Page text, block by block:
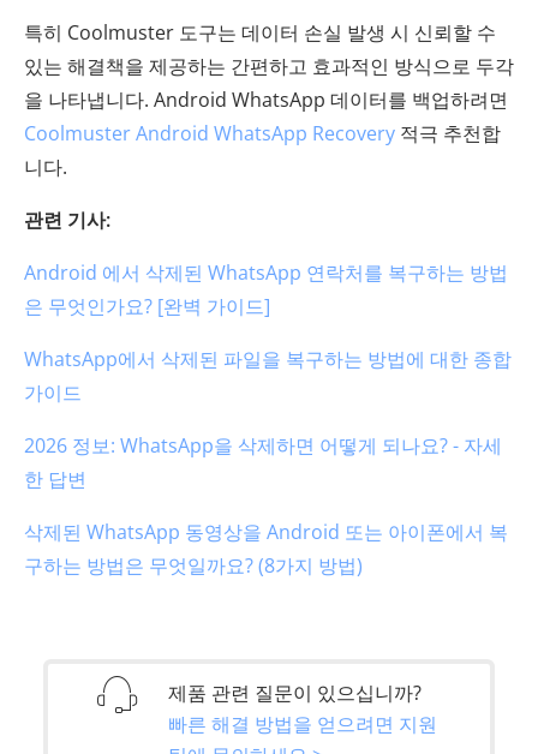
특히 Coolmuster 도구는 데이터 손실 발생 시 신뢰할 수
있는 해결책을 제공하는 간편하고 효과적인 방식으로 두각
을 나타냅니다. Android WhatsApp 데이터를 백업하려면
Coolmuster Android WhatsApp Recovery 적극 추천합
니다.
관련 기사:
Android 에서 삭제된 WhatsApp 연락처를 복구하는 방법
은 무엇인가요? [완벽 가이드]
WhatsApp에서 삭제된 파일을 복구하는 방법에 대한 종합
가이드
2026 정보: WhatsApp을 삭제하면 어떻게 되나요? - 자세
한 답변
삭제된 WhatsApp 동영상을 Android 또는 아이폰에서 복
구하는 방법은 무엇일까요? (8가지 방법)
제품 관련 질문이 있으십니까?
빠른 해결 방법을 얻으려면 지원